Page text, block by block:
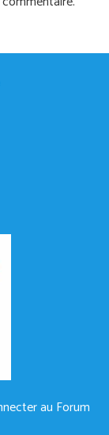
au Forum